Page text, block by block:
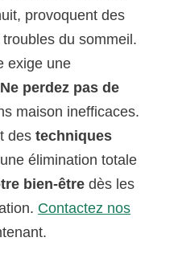
provoquent des
du sommeil.
exige une
Ne perdez pas de
maison inefficaces.
destechniques
élimination totale
bien-être dès les
Contactez nos